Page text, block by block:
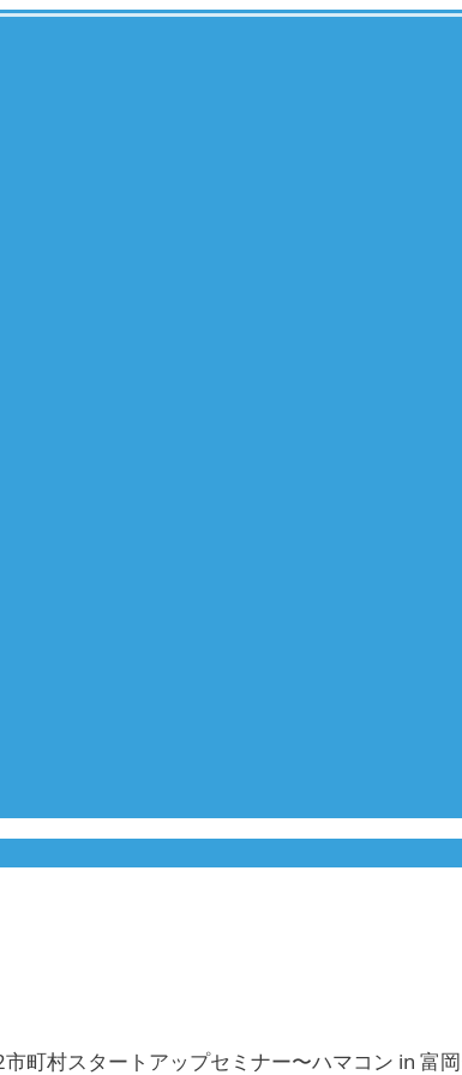
町村スタートアップセミナー〜ハマコン in 富